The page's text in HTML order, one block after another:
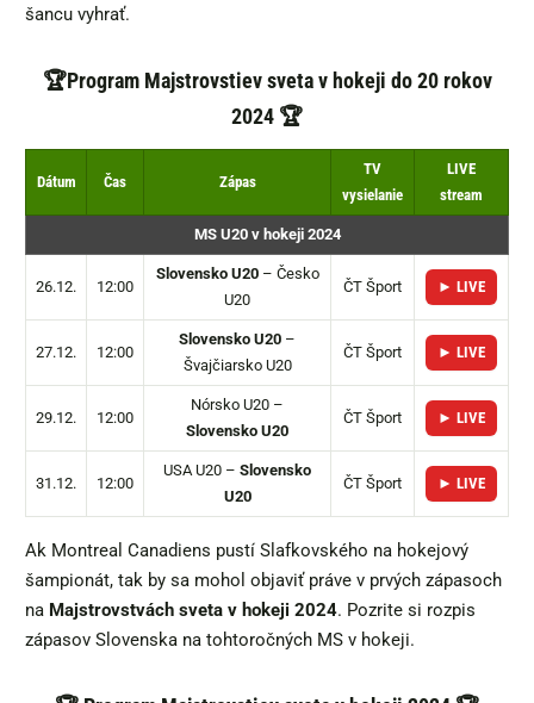
šancu vyhrať.
🏆Program Majstrovstiev sveta v hokeji do 20 rokov
2024 🏆
Dátum Čas Zápas
TV
vysielanie
LIVE
stream
MS U20 v hokeji 2024
26.12. 12:00
Slovensko U20– Česko
U20
ČT Šport ► LIVE
27.12. 12:00
Slovensko U20 –
Švajčiarsko U20
ČT Šport ► LIVE
29.12. 12:00
Nórsko U20 –
Slovensko U20
ČT Šport ► LIVE
31.12. 12:00
USA U20 – Slovensko
U20
ČT Šport ► LIVE
Ak Montreal Canadiens pustí Slafkovského na hokejový
šampionát, tak by sa mohol objaviť práve v prvých zápasoch
na Majstrovstvách sveta v hokeji 2024. Pozrite si rozpis
zápasov Slovenska na tohtoročných MS v hokeji.